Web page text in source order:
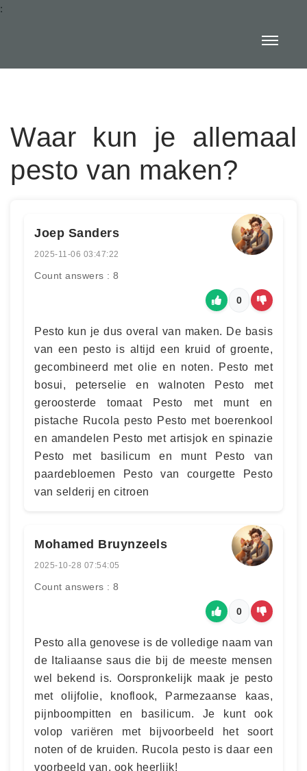
:
Waar kun je allemaal
pesto van maken?
Joep Sanders
2025-11-06 03:47:22
Count answers : 8
0
Pesto kun je dus overal van maken. De basis
van een pesto is altijd een kruid of groente,
gecombineerd met olie en noten. Pesto met
bosui, peterselie en walnoten Pesto met
geroosterde tomaat Pesto met munt en
pistache Rucola pesto Pesto met boerenkool
en amandelen Pesto met artisjok en spinazie
Pesto met basilicum en munt Pesto van
paardebloemen Pesto van courgette Pesto
van selderij en citroen
Mohamed Bruynzeels
2025-10-28 07:54:05
Count answers : 8
0
Pesto alla genovese is de volledige naam van
de Italiaanse saus die bij de meeste mensen
wel bekend is. Oorspronkelijk maak je pesto
met olijfolie, knoflook, Parmezaanse kaas,
pijnboompitten en basilicum. Je kunt ook
volop variëren met bijvoorbeeld het soort
noten of de kruiden. Rucola pesto is daar een
voorbeeld van, ook heerlijk!